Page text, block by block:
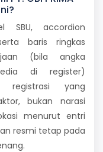
SBU, accordion
baris ringkas
(bila angka
di register)
registrasi yang
bukan narasi
menurut entri
resmi tetap pada